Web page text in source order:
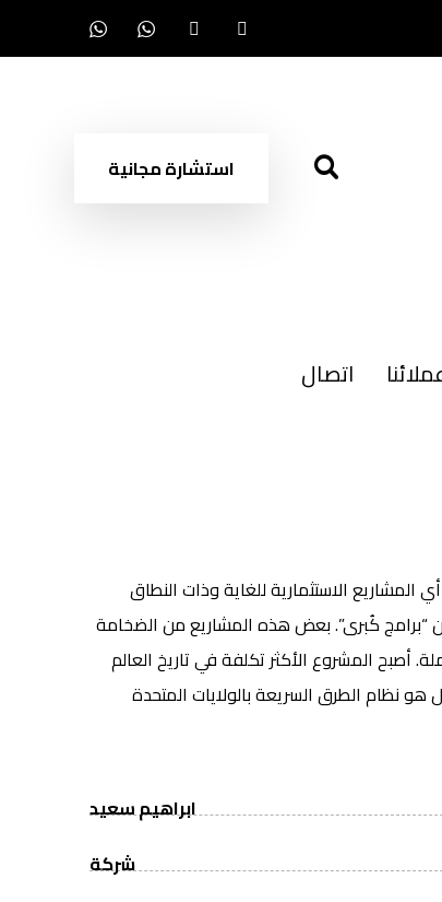
استشارة مجانية
اتصال
الاستثمارية للغاية وذات النطاق
“برامج كُبرى”. بعض هذه المشاريع من الضخامة
أصبح المشروع الأكثر تكلفة في تاريخ العالم
نظام الطرق السريعة بالولايات المتحدة
ابراهيم سعيد
شركة